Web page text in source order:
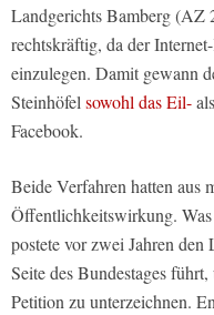
Landgerichts Bamberg (AZ
rechtskräftig, da der
einzulegen. Damit gewann
Steinhöfelsowohl das Eil-
Facebook.
Beide Verfahren hatten aus
Öffentlichkeitswirkung.
postete vor zwei Jahren
Seite des Bundestages
Petition zu unterzeichnen.